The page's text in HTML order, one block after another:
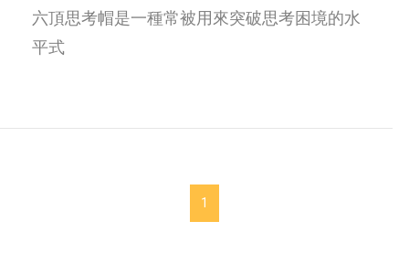
六頂思考帽是一種常被用來突破思考困境的水
平式
1